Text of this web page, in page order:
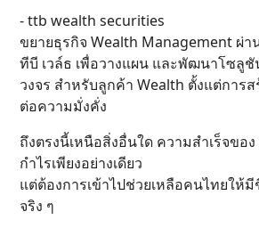
- ttb wealth securities
ขยายธุรกิจ Wealth Management ผ่
ทีบี เวล์ธ เพื่อวางแผน และพัฒนาโซลู
วงจร สำหรับลูกค้า Wealth ตั้งแต่การส
ต่อความมั่งคั่ง
ถึงตรงนี้เหนือสิ่งอื่นใด ความสำเร็จขอ
กำไรเพียงอย่างเดียว
แต่ต้องการเข้าไปช่วยเหลือคนไทยให้
จริง ๆ